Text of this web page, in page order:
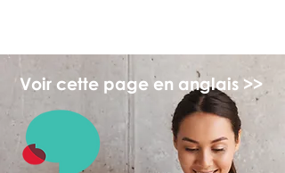
Voir cette page en anglais >>